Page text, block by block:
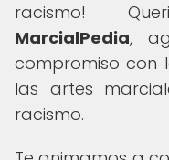
racismo!
MarcialPedia,
compromiso con
las artes
racismo.